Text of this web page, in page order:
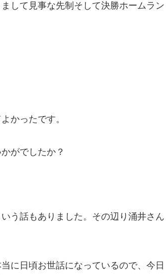
して見事な先制そして決勝ホームラン
かったです。
がでしたか？
う話もありました。その辺り涌井さん
に日頃お世話になっているので、今日